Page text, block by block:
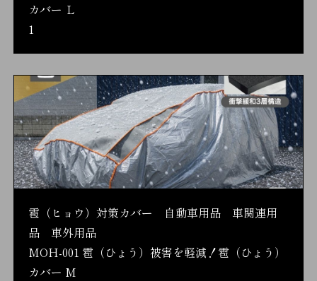
カバー Ｌ
1
雹（ヒョウ）対策カバー 自動車用品 車関連用
品 車外用品
MOH-001 雹（ひょう）被害を軽減！雹（ひょう）
カバー M